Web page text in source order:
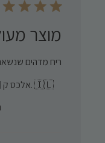
מוצר
ריח מדהים
אלכס ק. 🇮🇱